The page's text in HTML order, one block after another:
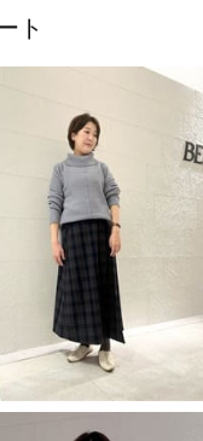
ト